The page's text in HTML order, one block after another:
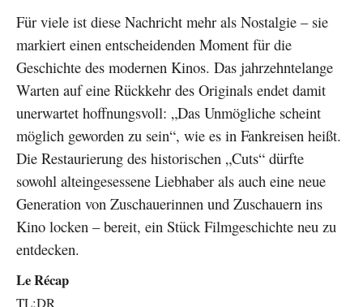
Für viele ist diese Nachricht mehr als Nostalgie – sie
markiert einen entscheidenden Moment für die
Geschichte des modernen Kinos. Das jahrzehntelange
Warten auf eine Rückkehr des Originals endet damit
unerwartet hoffnungsvoll: „Das Unmögliche scheint
möglich geworden zu sein“, wie es in Fankreisen heißt.
Die Restaurierung des historischen „Cuts“ dürfte
sowohl alteingesessene Liebhaber als auch eine neue
Generation von Zuschauerinnen und Zuschauern ins
Kino locken – bereit, ein Stück Filmgeschichte neu zu
entdecken.
Le Récap
TL;DR